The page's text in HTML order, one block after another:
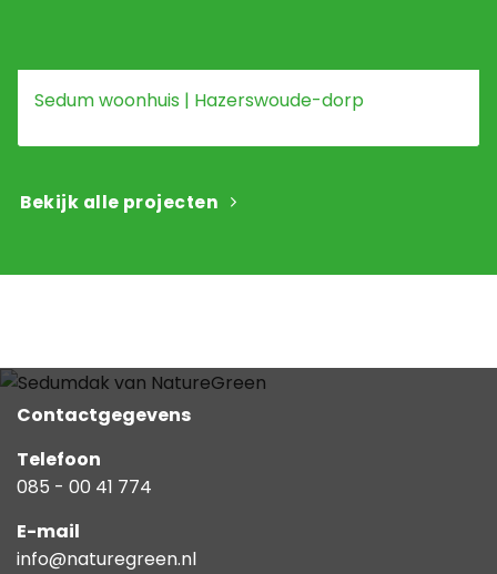
Sedum woonhuis | Hazerswoude-dorp
Bekijk alle projecten
Contactgegevens
Telefoon
085 - 00 41 774
E-mail
info@naturegreen.nl